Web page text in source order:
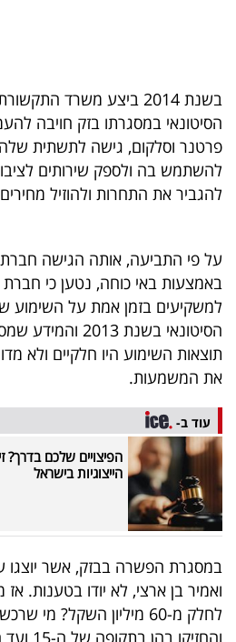
הכלכלי
פודקאסט
40
40
שיתופי
פעולה
דרושים
ניוזלטרים
אדום
בשנת 2014 ביצע משרד
הסיטונאי במסגרתו בזק חויבה
פרטנר וסלקום, גישה לתשתית
להשתמש בה ולספק שירותים
להגביר את התחרות ולהוזיל
על פי התביעה, אותה הגישה
באמצעות באי כוחה, נטען כי חברת
למשקיעים בזמן אמת על השימוע
תוצאות השימוע היו חלקיים ולא
את המשמעות.
עוד ב-
הפיצויים שלכם בדרך?
הייצוגיות בישראל
במסגרת הפשרה בבזק, אשר יוצגו על
ואמיר בן ארצי, לא יודו בטענות.
לחלק מ-60 מיליון השקל? מי שרכשו